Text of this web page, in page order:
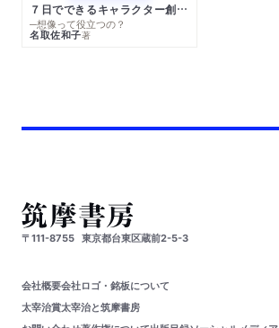
７日でできるキャラクター創作入門
─想像って役立つの？
名取佐和子著
〒111-8755 東京都台東区蔵前2-5-3
会社概要会社ロゴ・銘板について
太宰治賞太宰治と筑摩書房